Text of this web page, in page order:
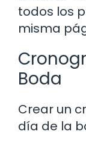
todos los
misma
Boda
Crear un
día de la